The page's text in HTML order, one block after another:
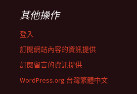
其他操作
登入
訂閱網站內容的資訊提供
訂閱留言的資訊提供
WordPress.org 台灣繁體中文